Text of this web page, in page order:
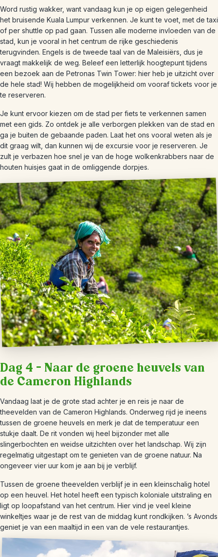
Word rustig wakker, want vandaag kun je op eigen gelegenheid
het bruisende Kuala Lumpur verkennen. Je kunt te voet, met de taxi
of per shuttle op pad gaan. Tussen alle moderne invloeden van de
stad, kun je vooral in het centrum de rijke geschiedenis
terugvinden. Engels is de tweede taal van de Maleisiërs, dus je
vraagt makkelijk de weg. Beleef een letterlijk hoogtepunt tijdens
een bezoek aan de Petronas Twin Tower: hier heb je uitzicht over
de hele stad! Wij hebben de mogelijkheid om vooraf tickets voor je
te reserveren.
Je kunt ervoor kiezen om de stad per fiets te verkennen samen
met een gids. Zo ontdek je alle verborgen plekken van de stad en
ga je buiten de gebaande paden. Laat het ons vooral weten als je
dit graag wilt, dan kunnen wij de excursie voor je reserveren. Je
zult je verbazen hoe snel je van de hoge wolkenkrabbers naar de
houten huisjes gaat in de omliggende dorpjes.
Dag 4 – Naar de groene heuvels van
de Cameron Highlands
Vandaag laat je de grote stad achter je en reis je naar de
theevelden van de Cameron Highlands. Onderweg rijd je ineens
tussen de groene heuvels en merk je dat de temperatuur een
stukje daalt. De rit vonden wij heel bijzonder met alle
slingerbochten en weidse uitzichten over het landschap. Wij zijn
regelmatig uitgestapt om te genieten van de groene natuur. Na
ongeveer vier uur kom je aan bij je verblijf.
Tussen de groene theevelden verblijf je in een kleinschalig hotel
op een heuvel. Het hotel heeft een typisch koloniale uitstraling en
ligt op loopafstand van het centrum. Hier vind je veel kleine
winkeltjes waar je de rest van de middag kunt rondkijken. ’s Avonds
geniet je van een maaltijd in een van de vele restaurantjes.